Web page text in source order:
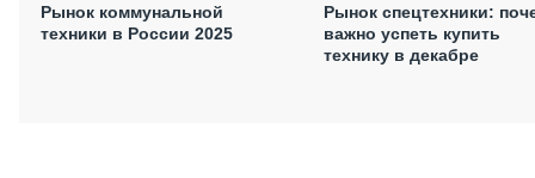
Рынок коммунальной
техники в России 2025
Рынок спецтехники:
важно успеть купить
технику в декабре